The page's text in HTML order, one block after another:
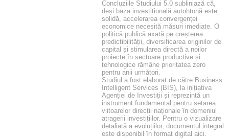
Concluziile Studiului 5.0 subliniază că,
deși baza investițională autohtonă este
solidă, accelerarea convergenței
economice necesită măsuri imediate. O
politică publică axată pe creșterea
predictibilității, diversificarea originilor de
capital și stimularea directă a noilor
proiecte în sectoare productive și
tehnologice rămâne prioritatea zero
pentru anii următori.
Studiul a fost elaborat de către Business
Intelligent Services (BIS), la inițiativa
Agenției de Investiții și reprezintă un
instrument fundamental pentru setarea
viitoarelor direcții naționale în domeniul
atragerii investițiilor. Pentru o vizualizare
detaliată a evoluțiilor, documentul integral
este disponibil în format digital aici.